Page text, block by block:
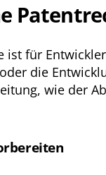
ist für
die
wie der